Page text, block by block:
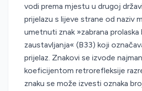
vodi prema mjestu u drugoj
prijelazu s lijeve strane od naziv
umetnuti znak »zabrana prolaska
zaustavljanja« (B33) koji
prijelaz. Znakovi se izvode
koeficijentom retrorefleksije
znaku se može izvesti oznaka